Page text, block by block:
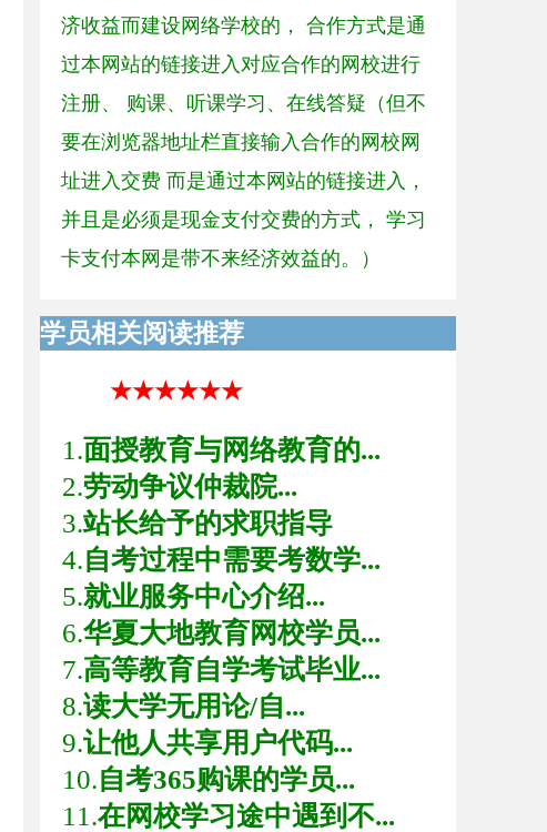
济收益而建设网络学校的， 合作方式是通
过本网站的链接进入对应合作的网校进行
注册、 购课、听课学习、在线答疑（但不
要在浏览器地址栏直接输入合作的网校网
址进入交费 而是通过本网站的链接进入，
并且是必须是现金支付交费的方式， 学习
卡支付本网是带不来经济效益的。）
学员相关阅读推荐
★★★★★★
1.面授教育与网络教育的...
2.劳动争议仲裁院...
3.站长给予的求职指导
4.自考过程中需要考数学...
5.就业服务中心介绍...
6.华夏大地教育网校学员...
7.高等教育自学考试毕业...
8.读大学无用论/自...
9.让他人共享用户代码...
10.自考365购课的学员...
11.在网校学习途中遇到不...